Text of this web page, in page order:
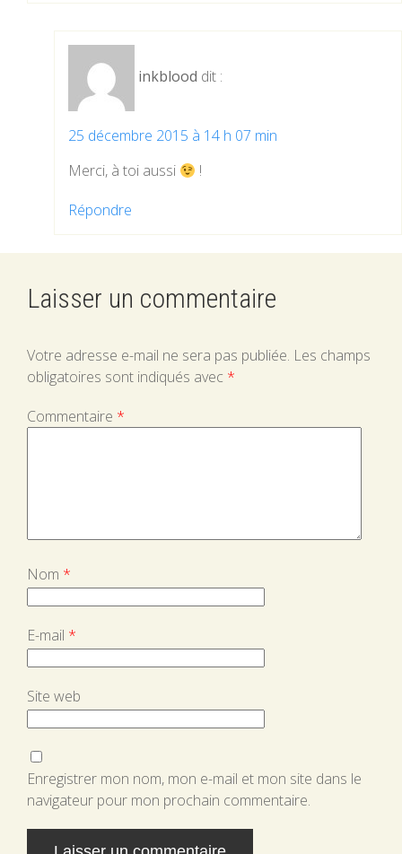
inkblood dit :
25 décembre 2015 à 14 h 07 min
Merci, à toi aussi
!
Répondre
Laisser un commentaire
Votre adresse e-mail ne sera pas publiée. Les champs
obligatoires sont indiqués avec *
Commentaire *
Nom *
E-mail *
Site web
Enregistrer mon nom, mon e-mail et mon site dans le
navigateur pour mon prochain commentaire.